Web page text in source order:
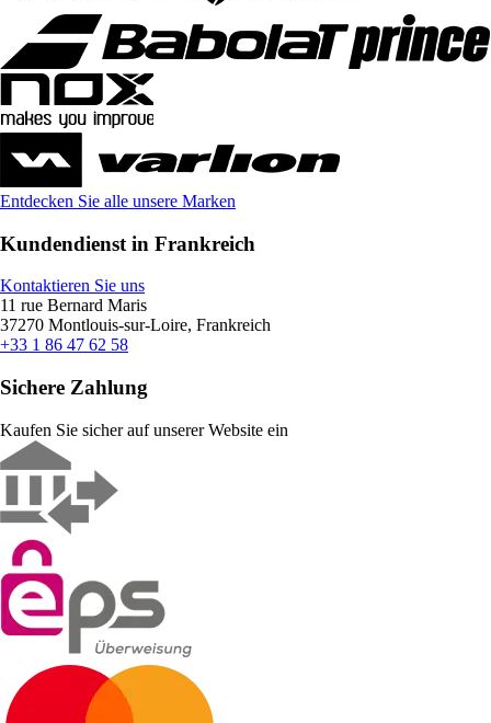
Entdecken Sie alle unsere Marken
Kundendienst in Frankreich
Kontaktieren Sie uns
11 rue Bernard Maris
37270 Montlouis-sur-Loire, Frankreich
+33 1 86 47 62 58
Sichere Zahlung
Kaufen Sie sicher auf unserer Website ein